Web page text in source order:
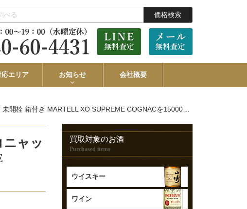
価格検索
応エリア お知らせ 会社概要
XO SUPREME COGNACを15000円で買取させていただきました。
ャッ
買取対象のお酒
Purchased items
ウイスキー
ワイン